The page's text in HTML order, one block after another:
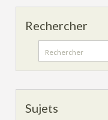
Rechercher
Search
for:
Sujets